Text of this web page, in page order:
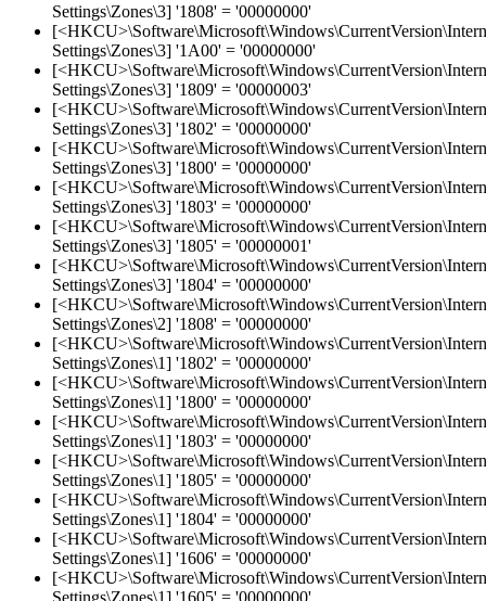
Settings\Zones\3] '1808' = '00000000'
Settings\Zones\3] '1A00' = '00000000'
Settings\Zones\3] '1809' = '00000003'
Settings\Zones\3] '1802' = '00000000'
Settings\Zones\3] '1800' = '00000000'
Settings\Zones\3] '1803' = '00000000'
Settings\Zones\3] '1805' = '00000001'
Settings\Zones\3] '1804' = '00000000'
Settings\Zones\2] '1808' = '00000000'
Settings\Zones\1] '1802' = '00000000'
Settings\Zones\1] '1800' = '00000000'
Settings\Zones\1] '1803' = '00000000'
Settings\Zones\1] '1805' = '00000000'
Settings\Zones\1] '1804' = '00000000'
Settings\Zones\1] '1606' = '00000000'